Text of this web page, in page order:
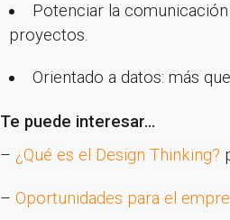
Potenciar la
proyectos.
Orientado a datos: más
Te puede interesar…
– ¿Qué es el Design Thinking?
–Oportunidades para el